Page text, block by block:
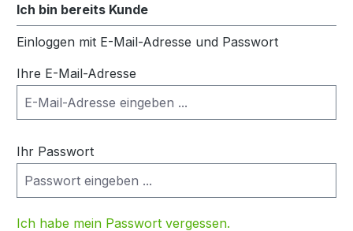
Ich bin bereits Kunde
Einloggen mit E-Mail-Adresse und Passwort
Ihre E-Mail-Adresse
Ihr Passwort
Ich habe mein Passwort vergessen.